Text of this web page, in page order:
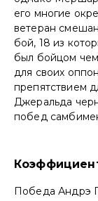
его многие
ветеран
бой, 18 из
был бойцом
для своих
препятствием
Джеральда
побед
Победа Андрэ